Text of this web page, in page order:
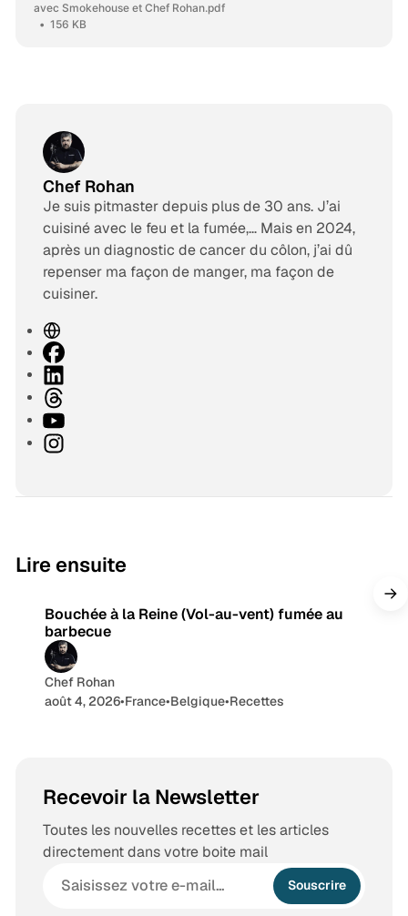
avec Smokehouse et Chef Rohan.pdf
156 KB
Chef Rohan
Je suis pitmaster depuis plus de 30 ans. J’ai
cuisiné avec le feu et la fumée,… Mais en 2024,
après un diagnostic de cancer du côlon, j’ai dû
repenser ma façon de manger, ma façon de
cuisiner.
S
i
t
e
w
e
F
a
e
b
k
L
n
k
h
r
Y
oI
r
m
Lire ensuite
Bouchée à la Reine (Vol-au-vent) fumée au
barbecue
Chef Rohan
août 4, 2026•France•Belgique•Recettes
Recevoir la Newsletter
Toutes les nouvelles recettes et les articles
directement dans votre boite mail
Souscrire